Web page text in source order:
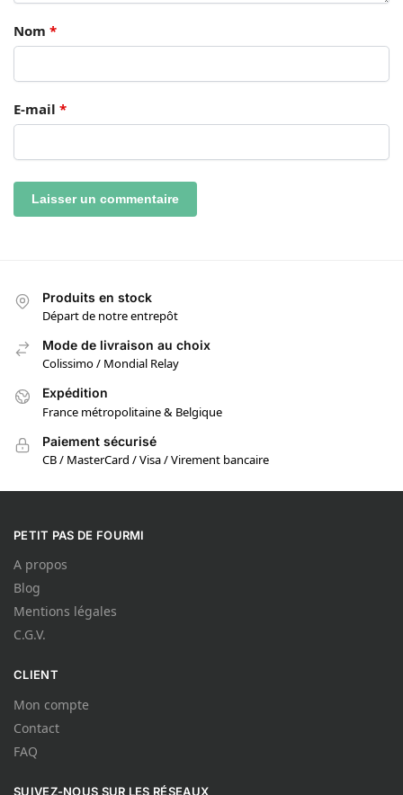
Nom *
E-mail *
Produits en stock
Départ de notre entrepôt
Mode de livraison au choix
Colissimo / Mondial Relay
Expédition
France métropolitaine & Belgique
Paiement sécurisé
CB / MasterCard / Visa / Virement bancaire
PETIT PAS DE FOURMI
A propos
Blog
Mentions légales
C.G.V.
CLIENT
Mon compte
Contact
FAQ
SUIVEZ-NOUS SUR LES RÉSEAUX